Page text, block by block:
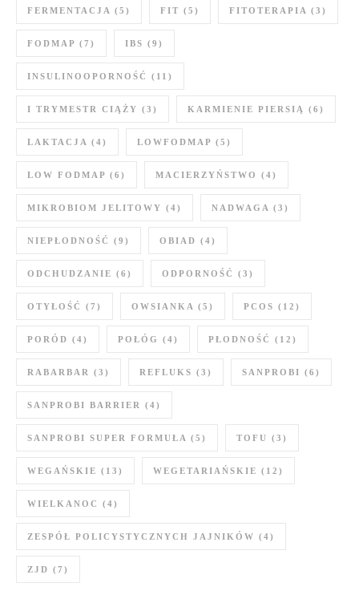
FERMENTACJA (5) FIT (5) FITOTERAPIA (3)
FODMAP (7) IBS (9)
INSULINOOPORNOŚĆ (11)
I TRYMESTR CIĄŻY (3) KARMIENIE PIERSIĄ (6)
LAKTACJA (4) LOWFODMAP (5)
LOW FODMAP (6) MACIERZYŃSTWO (4)
MIKROBIOM JELITOWY (4) NADWAGA (3)
NIEPŁODNOŚĆ (9) OBIAD (4)
ODCHUDZANIE (6) ODPORNOŚĆ (3)
OTYŁOŚĆ (7) OWSIANKA (5) PCOS (12)
PORÓD (4) POŁÓG (4) PŁODNOŚĆ (12)
RABARBAR (3) REFLUKS (3) SANPROBI (6)
SANPROBI BARRIER (4)
SANPROBI SUPER FORMUŁA (5) TOFU (3)
WEGAŃSKIE (13) WEGETARIAŃSKIE (12)
WIELKANOC (4)
ZESPÓŁ POLICYSTYCZNYCH JAJNIKÓW (4)
ZJD (7)